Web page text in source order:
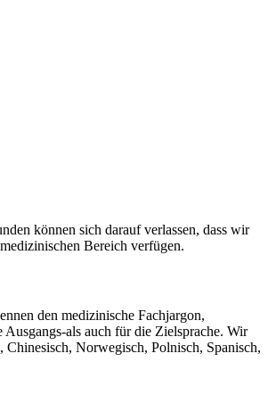
können sich darauf verlassen, dass wir
Bereich verfügen.
den medizinische Fachjargon,
als auch für die Zielsprache. Wir
Norwegisch, Polnisch, Spanisch,